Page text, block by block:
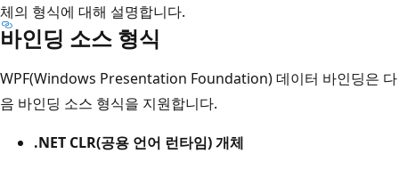
체의 형식에 대해 설명합니다.
바인딩 소스 형식
WPF(Windows Presentation Foundation) 데이터 바인딩은 다
음 바인딩 소스 형식을 지원합니다.
.NET CLR(공용 언어 런타임) 개체